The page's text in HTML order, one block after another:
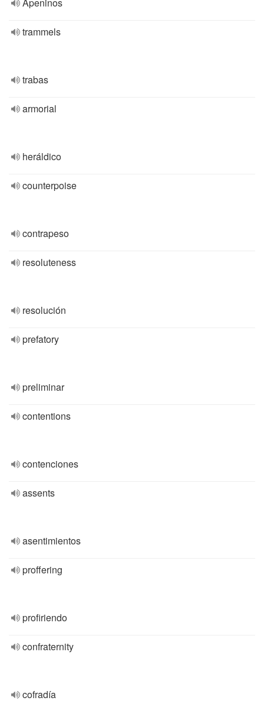
trammels
trabas
armorial
heráldico
counterpoise
contrapeso
resoluteness
resolución
prefatory
preliminar
contentions
contenciones
assents
asentimientos
proffering
profiriendo
confraternity
cofradía